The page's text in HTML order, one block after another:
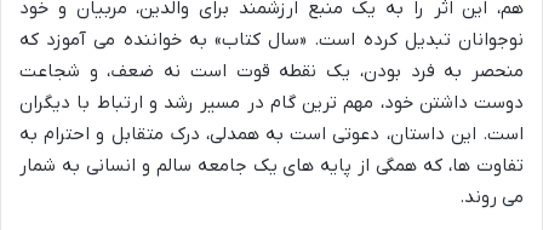
هم، این اثر را به یک منبع ارزشمند برای والدین، مربیان و خود
نوجوانان تبدیل کرده است. «سال کتاب» به خواننده می آموزد که
منحصر به فرد بودن، یک نقطه قوت است نه ضعف، و شجاعت
دوست داشتن خود، مهم ترین گام در مسیر رشد و ارتباط با دیگران
است. این داستان، دعوتی است به همدلی، درک متقابل و احترام به
تفاوت ها، که همگی از پایه های یک جامعه سالم و انسانی به شمار
می روند.